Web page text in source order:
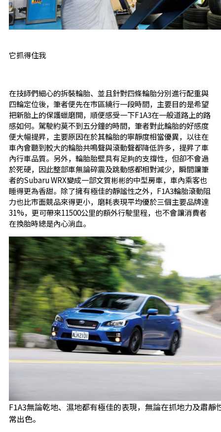
它抓得住我
在技師們細心的拆裝輪胎、並且針對四條輪胎分別進行配重與
四輪定位後，筆者便先在市區繞行一段時間，主要目的是希望
把新胎上的保護蠟磨開，順便感受一下F1A3在一般道路上的路
感如何。駕駛約莫不到五分鐘的時間，筆者對此輪胎的好感度
便大幅提昇，主要原因在於其輪胎的寧靜度相當優異，以往在
車內會聽到較大的輪胎共鳴聲與滾動聲都降低許多，提昇了車
內行車品質。另外，輪胎胎壁具有足夠的支撐性，但卻不會過
於死硬，因此整部車無論碎震及跳動感都相對減少，瞬間讓筆
者的Subaru WRX變成一部文質彬彬的中型房車，車內乘客也
睡得更為香甜。除了擁有極佳的靜謐性之外，F1A3輪胎滾動阻
力也比市面競品來得更小，磨耗表現平均優於三個主要品牌達
31%，更可帶來11500公里的額外行駛里程，也不會讓消費者
在換胎時總是內心淌血。
F1A3無論乾地、濕地都有極佳的表現，無論在抓地力及肅靜
常出色。